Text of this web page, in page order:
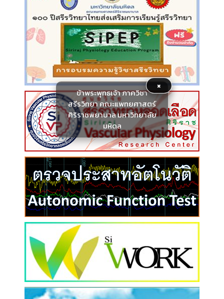
×
ข้าพระพุทธเจ้า ภาควิชา
สรีรวิทยา คณะแพทยศาสตร์
ศิริราชพยาบาล มหาวิทยาลัย
มหิดล